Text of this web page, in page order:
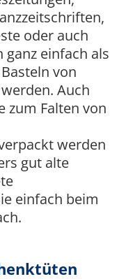
oder auch
ganz einfach als
von
Auch
zum Falten von
werden
gut alte
einfach beim